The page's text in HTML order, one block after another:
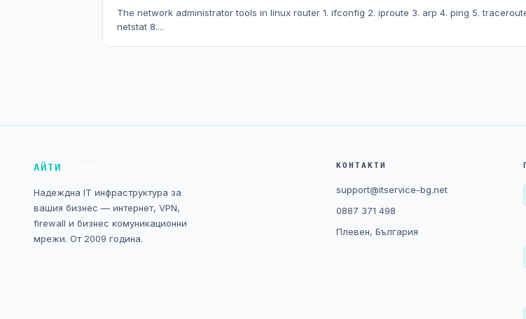
The network administrator tools in linux router 1. ifconfig 2. iproute 3. arp 4. ping 5.
netstat 8....
АЙТИ
Надеждна IT инфраструктура за
вашия бизнес — интернет, VPN,
firewall и бизнес комуникационни
мрежи. От 2009 година.
КОНТАКТИ
support@itservice-bg.net
0887 371 498
Плевен, България